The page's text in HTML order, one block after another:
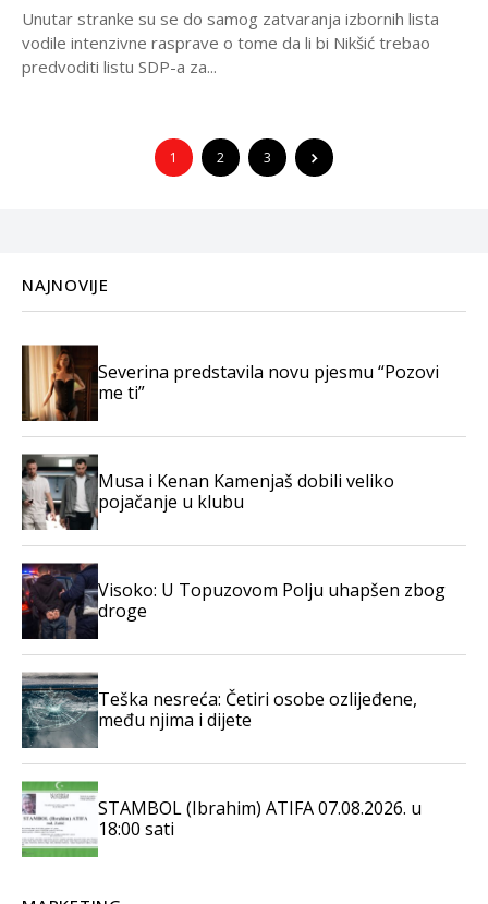
Unutar stranke su se do samog zatvaranja izbornih lista
vodile intenzivne rasprave o tome da li bi Nikšić trebao
predvoditi listu SDP-a za...
1 2 3
NAJNOVIJE
Severina predstavila novu pjesmu “Pozovi
me ti”
Musa i Kenan Kamenjaš dobili veliko
pojačanje u klubu
Visoko: U Topuzovom Polju uhapšen zbog
droge
Teška nesreća: Četiri osobe ozlijeđene,
među njima i dijete
STAMBOL (Ibrahim) ATIFA 07.08.2026. u
18:00 sati